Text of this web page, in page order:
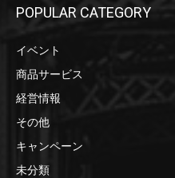
POPULAR CATEGORY
イベント
商品サービス
経営情報
その他
キャンペーン
未分類